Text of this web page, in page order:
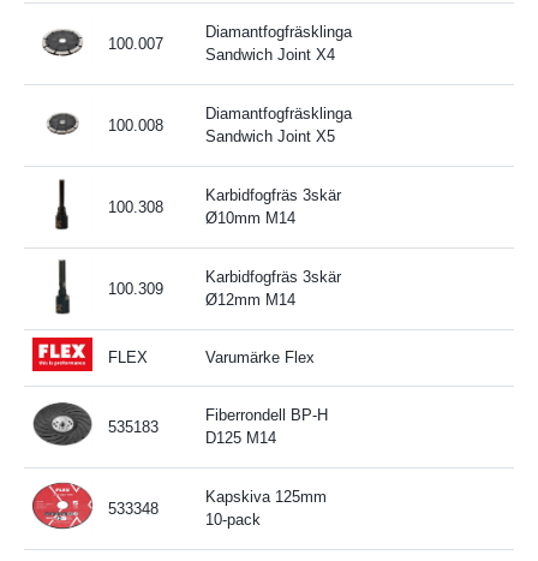
100.007
Diamantfogfräsklinga
Sandwich Joint X4
100.008
Diamantfogfräsklinga
Sandwich Joint X5
100.308
Karbidfogfräs 3skär
Ø10mm M14
100.309
Karbidfogfräs 3skär
Ø12mm M14
FLEX Varumärke Flex
535183
Fiberrondell BP-H
D125 M14
533348
Kapskiva 125mm
10-pack